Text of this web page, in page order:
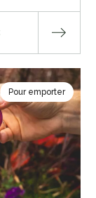
Pour emporter